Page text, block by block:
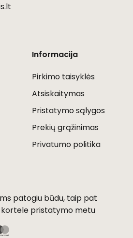
Informacija
Pirkimo taisyklės
Atsiskaitymas
Pristatymo sąlygos
Prekių grąžinimas
Privatumo politika
patogiu būdu, taip pat
kortele pristatymo metu